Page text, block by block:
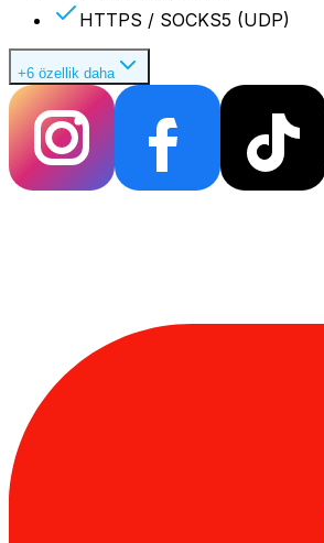
HTTPS / SOCKS5 (UDP)
+6 özellik daha